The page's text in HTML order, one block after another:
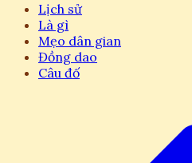
Lịch sử
Là gì
Mẹo dân gian
Đồng dao
Câu đố